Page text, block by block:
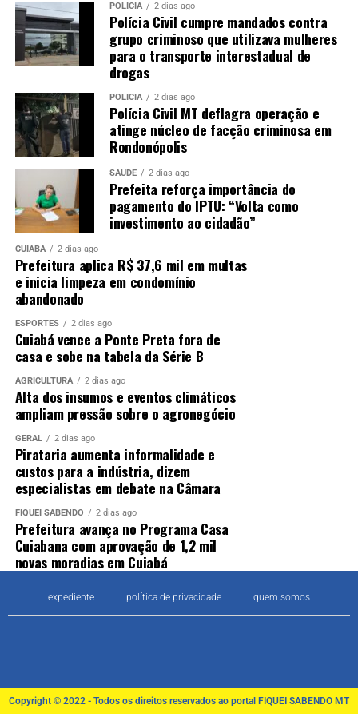
POLÍCIA 2 dias ago
Polícia Civil cumpre mandados contra
grupo criminoso que utilizava mulheres
para o transporte interestadual de
drogas
POLÍCIA 2 dias ago
Polícia Civil MT deflagra operação e
atinge núcleo de facção criminosa em
Rondonópolis
SAÚDE 2 dias ago
Prefeita reforça importância do
pagamento do IPTU: “Volta como
investimento ao cidadão”
CUIABÁ 2 dias ago
Prefeitura aplica R$ 37,6 mil em multas
e inicia limpeza em condomínio
abandonado
ESPORTES 2 dias ago
Cuiabá vence a Ponte Preta fora de
casa e sobe na tabela da Série B
AGRICULTURA 2 dias ago
Alta dos insumos e eventos climáticos
ampliam pressão sobre o agronegócio
GERAL 2 dias ago
Pirataria aumenta informalidade e
custos para a indústria, dizem
especialistas em debate na Câmara
FIQUEI SABENDO 2 dias ago
Prefeitura avança no Programa Casa
Cuiabana com aprovação de 1,2 mil
novas moradias em Cuiabá
expediente política de privacidade quem somos
Copyright © 2022 - Todos os direitos reservados ao portal FIQUEI SABENDO MT